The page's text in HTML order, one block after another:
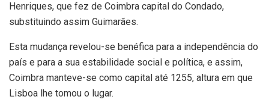
Henriques, que fez de Coimbra capital do Condado,
substituindo assim Guimarães.
Esta mudança revelou-se benéfica para a independência do
país e para a sua estabilidade social e política, e assim,
Coimbra manteve-se como capital até 1255, altura em que
Lisboa lhe tomou o lugar.